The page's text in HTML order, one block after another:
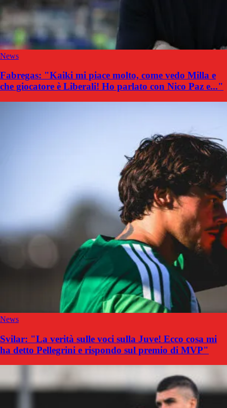
News
Fabregas: "Kaiki mi piace molto, come vedo Milla e
che giocatore è Liberali! Ho parlato con Nico Paz e..."
News
Svilar: "La verità sulle voci sulla Juve! Ecco cosa mi
ha detto Pellegrini e rispondo sul premio di MVP"